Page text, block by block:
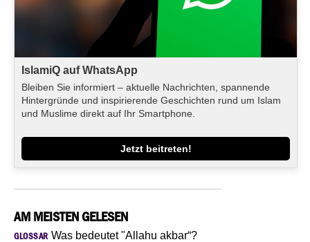
IslamiQ auf WhatsApp
Bleiben Sie informiert – aktuelle Nachrichten, spannende
Hintergründe und inspirierende Geschichten rund um Islam
und Muslime direkt auf Ihr Smartphone.
Jetzt beitreten!
AM MEISTEN GELESEN
GLOSSAR Was bedeutet "Allahu akbar“?